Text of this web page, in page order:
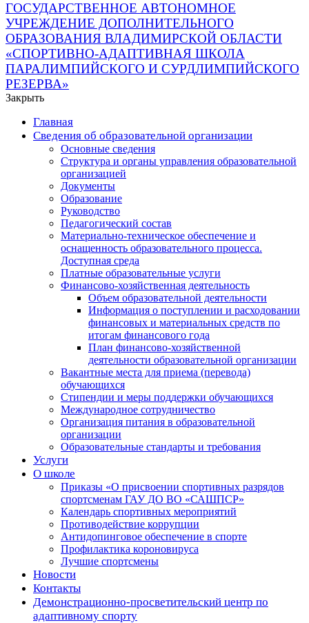
ГОСУДАРСТВЕННОЕ АВТОНОМНОЕ
УЧРЕЖДЕНИЕ ДОПОЛНИТЕЛЬНОГО
ОБРАЗОВАНИЯ ВЛАДИМИРСКОЙ ОБЛАСТИ
«СПОРТИВНО-АДАПТИВНАЯ ШКОЛА
ПАРАЛИМПИЙСКОГО И СУРДЛИМПИЙСКОГО
РЕЗЕРВА»
Закрыть
Главная
Сведения об образовательной организации
Основные сведения
Структура и органы управления образовательной
организацией
Документы
Образование
Руководство
Педагогический состав
Материально-техническое обеспечение и
оснащенность образовательного процесса.
Доступная среда
Платные образовательные услуги
Финансово-хозяйственная деятельность
Объем образовательной деятельности
Информация о поступлении и расходовании
финансовых и материальных средств по
итогам финансового года
План финансово-хозяйственной
деятельности образовательной организации
Вакантные места для приема (перевода)
обучающихся
Стипендии и меры поддержки обучающихся
Международное сотрудничество
Организация питания в образовательной
организации
Образовательные стандарты и требования
Услуги
О школе
Приказы «О присвоении спортивных разрядов
спортсменам ГАУ ДО ВО «САШПСР»
Календарь спортивных мероприятий
Противодействие коррупции
Антидопинговое обеспечение в спорте
Профилактика короновируса
Лучшие спортсмены
Новости
Контакты
Демонстрационно-просветительский центр по
адаптивному спорту